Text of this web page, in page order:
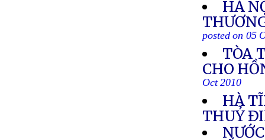
HÀ
posted on 05
TÒA
CHO
Oct 2010
HÀ
THUỶ